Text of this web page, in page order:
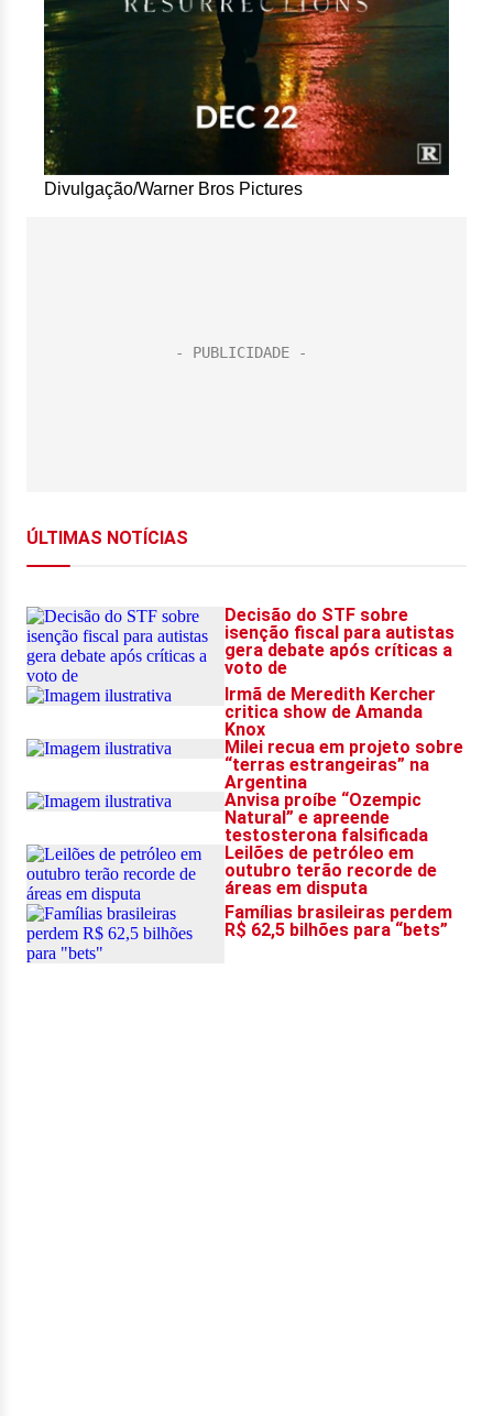
Divulgação/Warner Bros Pictures